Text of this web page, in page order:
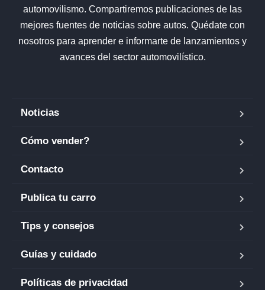
automovilismo. Compartiremos publicaciones de las
mejores fuentes de noticias sobre autos. Quédate con
nosotros para aprender e informarte de lanzamientos y
avances del sector automovilístico.
Noticias
Cómo vender?
Contacto
Publica tu carro
Tips y consejos
Guías y cuidado
Políticas de privacidad